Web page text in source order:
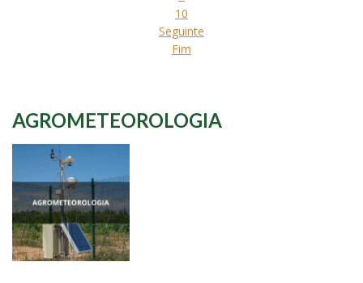
10
Seguinte
Fim
AGROMETEOROLOGIA